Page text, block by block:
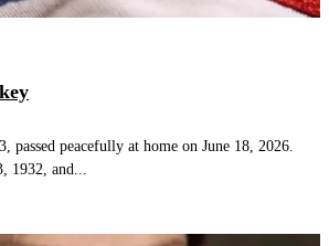
passed peacefully at home on June 18, 2026.
1932, and...